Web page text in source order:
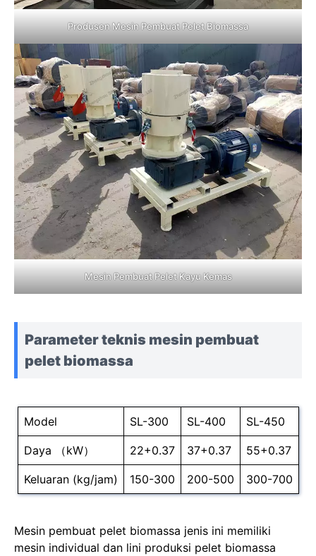
Produsen Mesin Pembuat Pelet Biomassa
Mesin Pembuat Pelet Kayu Kemas
Parameter teknis mesin pembuat
pelet biomassa
Model SL-300 SL-400 SL-450
Daya （kW） 22+0.37 37+0.37 55+0.37
Keluaran (kg/jam) 150-300 200-500 300-700
Mesin pembuat pelet biomassa jenis ini memiliki
mesin individual dan lini produksi pelet biomassa